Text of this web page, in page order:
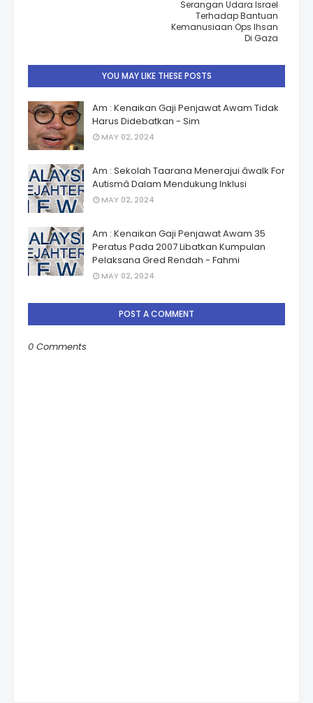
Serangan Udara Israel
Terhadap Bantuan
Kemanusiaan Ops Ihsan
Di Gaza
YOU MAY LIKE THESE POSTS
Am : Kenaikan Gaji Penjawat Awam Tidak
Harus Didebatkan - Sim
MAY 02, 2024
Am : Sekolah Taarana Menerajui âwalk For
Autismâ Dalam Mendukung Inklusi
MAY 02, 2024
Am : Kenaikan Gaji Penjawat Awam 35
Peratus Pada 2007 Libatkan Kumpulan
Pelaksana Gred Rendah - Fahmi
MAY 02, 2024
POST A COMMENT
0 Comments